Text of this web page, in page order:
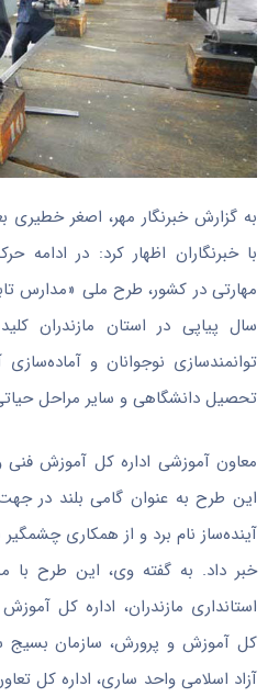
به گزارش خبرنگار مهر، اصغر خطیری
با خبرنگاران اظهار کرد: در
مهارتی در کشور، طرح ملی «مدارس
سال پیاپی در استان مازندران
توانمندسازی نوجوانان و آماده‌سازی
تحصیل دانشگاهی و سایر مراحل
معاون آموزشی اداره کل آموزش فنی
این طرح به عنوان گامی بلند در
آینده‌ساز نام برد و از همکاری
خبر داد. به گفته وی، این طرح با
استانداری مازندران، اداره کل
کل آموزش و پرورش، سازمان بسیج
آزاد اسلامی واحد ساری، اداره کل